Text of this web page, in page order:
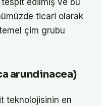
tespit edilmiş ve bu
ticari olarak
çim grubu
arundinacea)
teknolojisinin en